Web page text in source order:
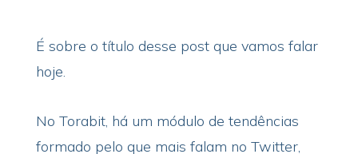
É sobre o título desse post que vamos falar
hoje.
No Torabit, há um módulo de tendências
formado pelo que mais falam no Twitter,